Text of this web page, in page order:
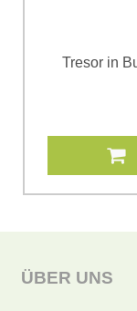
Tresor in
ÜBER UNS